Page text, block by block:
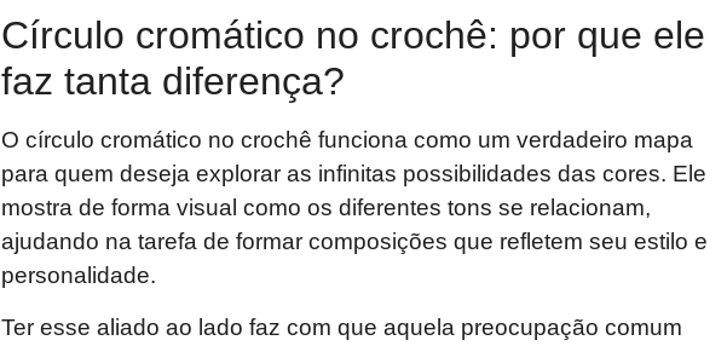
Círculo cromático no crochê: por que ele
faz tanta diferença?
O círculo cromático no crochê funciona como um verdadeiro mapa
para quem deseja explorar as infinitas possibilidades das cores. Ele
mostra de forma visual como os diferentes tons se relacionam,
ajudando na tarefa de formar composições que refletem seu estilo e
personalidade.
Ter esse aliado ao lado faz com que aquela preocupação comum